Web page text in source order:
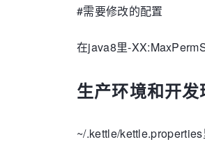
#需要修改的配置
在java8里-
生产环境和开
~/.kettle/